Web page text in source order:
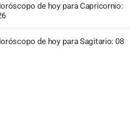
de hoy para Capricornio:
de hoy para Sagitario: 08